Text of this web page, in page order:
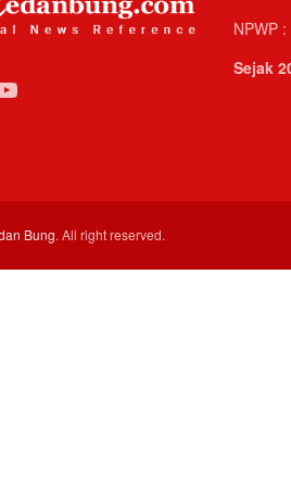
NPWP
Sejak
Bung. All right reserved.